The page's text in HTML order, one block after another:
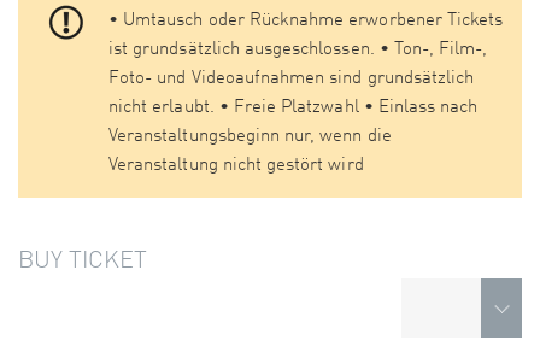
• Umtausch oder Rücknahme erworbener Tickets
ist grundsätzlich ausgeschlossen. • Ton-, Film-,
Foto- und Videoaufnahmen sind grundsätzlich
nicht erlaubt. • Freie Platzwahl • Einlass nach
Veranstaltungsbeginn nur, wenn die
Veranstaltung nicht gestört wird
BUY TICKET